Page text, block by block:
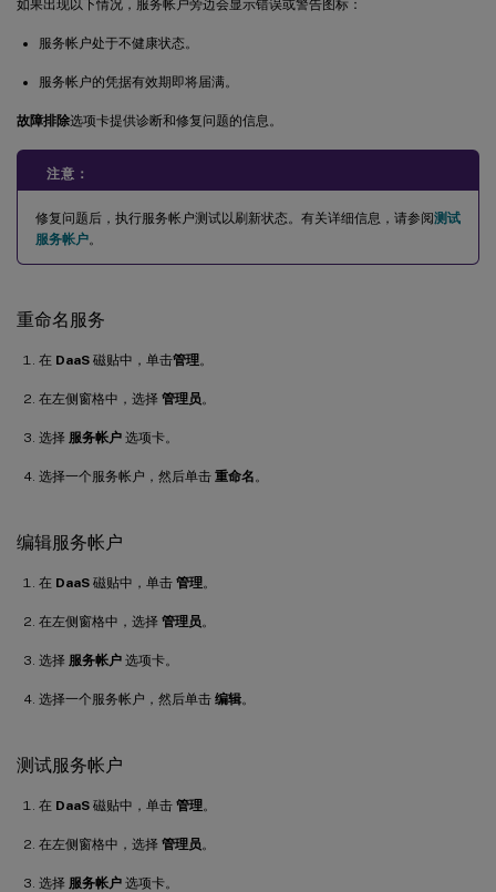
如果出现以下情况，服务帐户旁边会显示错误或警告图标：
服务帐户处于不健康状态。
服务帐户的凭据有效期即将届满。
故障排除选项卡提供诊断和修复问题的信息。
注意：
修复问题后，执行服务帐户测试以刷新状态。有关详细信息，请参阅测试
服务帐户。
重命名服务
在 DaaS 磁贴中，单击管理。
在左侧窗格中，选择 管理员 。
选择 服务帐户 选项卡。
选择一个服务帐户，然后单击 重命名 。
编辑服务帐户
在 DaaS 磁贴中，单击 管理。
在左侧窗格中，选择 管理员 。
选择 服务帐户 选项卡。
选择一个服务帐户，然后单击 编辑。
测试服务帐户
在 DaaS 磁贴中，单击 管理。
在左侧窗格中，选择 管理员 。
选择 服务帐户 选项卡。